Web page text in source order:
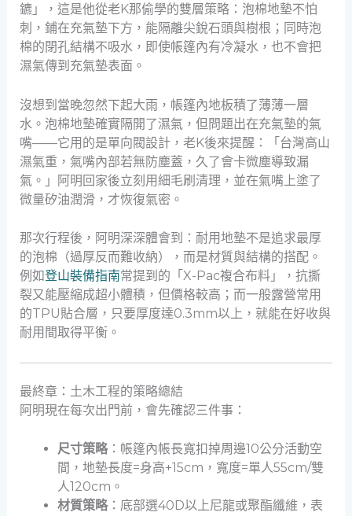
鑣」，這是他從老K那偷學的雙層策略：泡棉地墊不怕
刺，鋪在充氣墊下方，能隔離尖銳石頭與樹根；同時泡
棉的閉孔結構不吸水，即使帳篷內有冷凝水，也不會把
濕氣傳到充氣墊表面。
沒想到當晚忽然下起大雨，帳篷內地板積了薄薄一層
水。泡棉地墊確實隔開了濕氣，但問題出在充氣墊的氣
嘴——它用的是單向閥設計，老K後來提醒：「台灣高山
濕氣重，氣嘴內部若無防塵蓋，久了會卡微塵導致漏
氣。」阿明回家後立刻用細毛刷清理，並在氣嘴上塗了
微量矽油潤滑，才恢復氣密。
那次行程後，阿明深深體會到：耐用地墊不是追求最厚
的泡棉（過厚反而難收納），而是材質與結構的搭配。
例如登山裝備指南常提到的「X-Pac複合布料」，抗撕
裂又能壓縮成超小體積，但價格較高；而一般露營常用
的TPU貼合層，只要厚度達0.3mm以上，就能在好收與
耐用間取得平衡。
最終章：土木工程的策略總結
阿明現在每次出門前，會先確認三件事：
尺寸策略：帳篷內帳長寬扣掉周邊10公分活動空
間，地墊長度=身高+15cm，寬度=單人55cm/雙
人120cm。
材質策略：底部選40D以上尼龍或聚酯纖維，表